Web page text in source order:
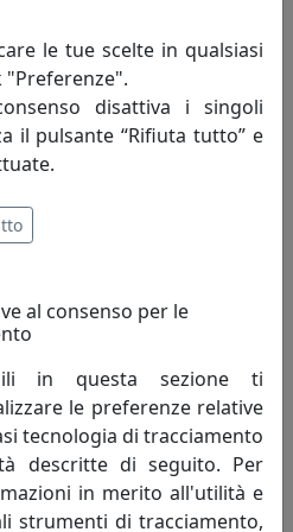
H62 cm
Art Trading è
varie forme, società,
guidata dal giovane titolare
del successo del proprio
diffuso in Italia in quanto
vari canali di vendita, che ne
ed importante presenza sul
le tue scelte in qualsiasi
disattiva i singoli
il pulsante “Rifiuta tutto” e
al consenso per le
in questa sezione ti
le preferenze relative
tecnologia di tracciamento
descritte di seguito. Per
in merito all'utilità e
strumenti di tracciamento,